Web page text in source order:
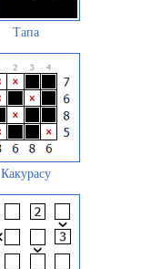
Тапа
Какурасу